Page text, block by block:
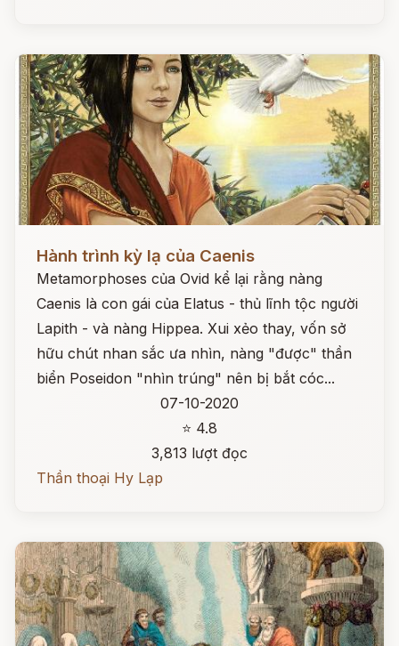
Hành trình kỳ lạ của Caenis
Metamorphoses của Ovid kể lại rằng nàng
Caenis là con gái của Elatus - thủ lĩnh tộc người
Lapith - và nàng Hippea. Xui xẻo thay, vốn sở
hữu chút nhan sắc ưa nhìn, nàng "được" thần
biển Poseidon "nhìn trúng" nên bị bắt cóc...
07-10-2020
⭐ 4.8
3,813 lượt đọc
Thần thoại Hy Lạp